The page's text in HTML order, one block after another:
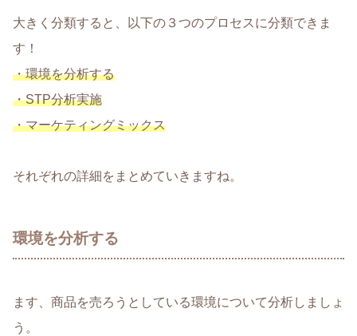
大きく分類すると、以下の３つのプロセスに分類できま
す！
・環境を分析する
・STP分析実施
・マーケティングミックス
それぞれの詳細をまとめていきますね。
環境を分析する
ます、商品を売ろうとしている環境について分析しましょ
う。